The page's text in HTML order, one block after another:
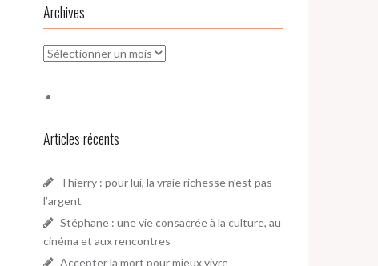
Archives
Archives
Articles récents
Thierry : pour lui, la vraie richesse n’est pas
l’argent
Stéphane : une vie consacrée à la culture, au
cinéma et aux rencontres
Accepter la mort pour mieux vivre